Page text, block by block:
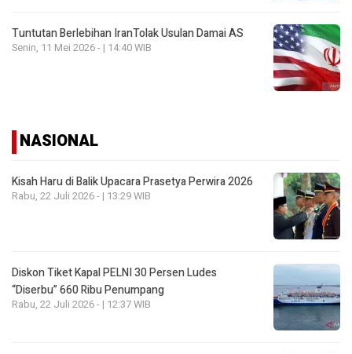
Tuntutan Berlebihan IranTolak Usulan Damai AS
Senin, 11 Mei 2026 - | 14:40 WIB
NASIONAL
Kisah Haru di Balik Upacara Prasetya Perwira 2026
Rabu, 22 Juli 2026 - | 13:29 WIB
Diskon Tiket Kapal PELNI 30 Persen Ludes
“Diserbu” 660 Ribu Penumpang
Rabu, 22 Juli 2026 - | 12:37 WIB